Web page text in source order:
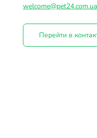
welcome@pet24.com.ua
Перейти в